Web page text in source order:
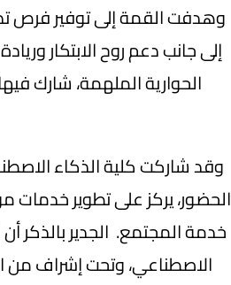
وهدفت القمة إلى توفير فرص
إلى جانب دعم روح الابتكار
الحوارية الملهمة، شارك
وقد شاركت كلية الذكاء
الحضور، يركز على تطوير
خدمة المجتمع. ‏ الجدير
الاصطناعي، وتحت إشراف من